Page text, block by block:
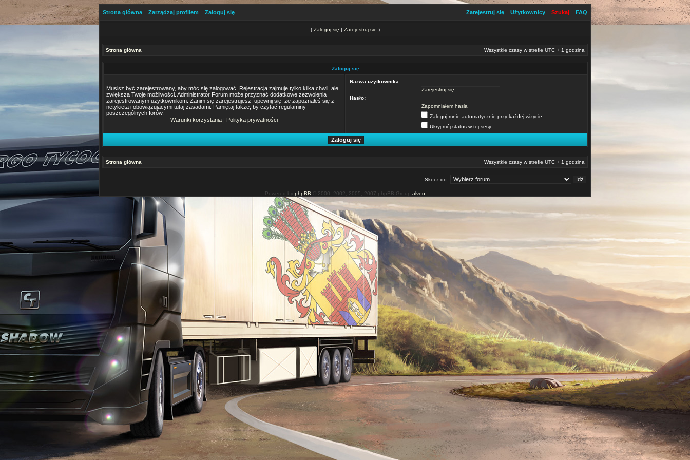
Strona główna Zarządzaj profilem Zaloguj się FAQ
Szukaj
Użytkownicy
Zarejestruj się
( Zaloguj się | Zarejestruj się )
Strona główna Wszystkie czasy w strefie UTC + 1 godzina
Zaloguj się
Musisz być zarejestrowany, aby móc się zalogować. Rejestracja zajmuje tylko kilka chwil, ale
zwiększa Twoje możliwości. Administrator Forum może przyznać dodatkowe zezwolenia
zarejestrowanym użytkownikom. Zanim się zarejestrujesz, upewnij się, że zapoznałeś się z
netykietą i obowiązującymi tutaj zasadami. Pamiętaj także, by czytać regulaminy
poszczególnych forów.
Warunki korzystania | Polityka prywatności
Nazwa użytkownika:
Zarejestruj się
Hasło:
Zapomniałem hasła
Zaloguj mnie automatycznie przy każdej wizycie
Ukryj mój status w tej sesji
Strona główna Wszystkie czasy w strefie UTC + 1 godzina
Skocz do:
Powered by phpBB © 2000, 2002, 2005, 2007 phpBB Group alveo